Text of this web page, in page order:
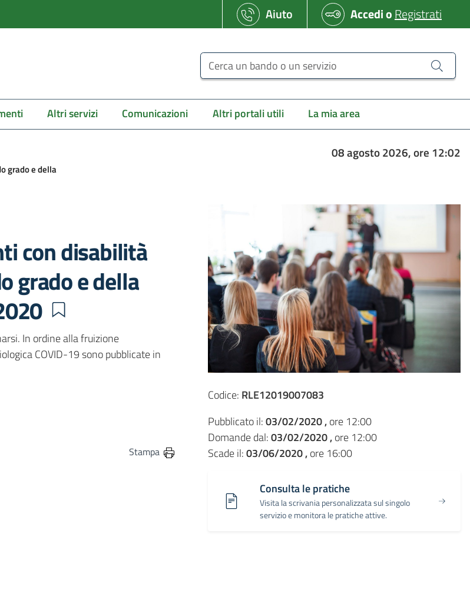
Aiuto AccedioRegistrati
Cerca un bando o un servizio
Altri servizi Comunicazioni Altri portali utili La mia area
grado e della
08 agosto 2026, ore 12:02
con disabilità
grado e della
In ordine alla fruizione
COVID-19 sono pubblicate in
Stampa
Codice: RLE12019007083
Pubblicato il:03/02/2020 ,ore 12:00
Domande dal:03/02/2020 ,ore 12:00
Scade il:03/06/2020 ,ore 16:00
Consulta le pratiche
Visita la scrivania personalizzata sul singolo
servizio e monitora le pratiche attive.